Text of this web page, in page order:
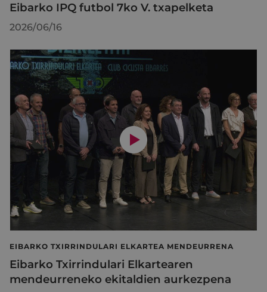
Eibarko IPQ futbol 7ko V. txapelketa
2026/06/16
EIBARKO TXIRRINDULARI ELKARTEA MENDEURRENA
Eibarko Txirrindulari Elkartearen
mendeurreneko ekitaldien aurkezpena